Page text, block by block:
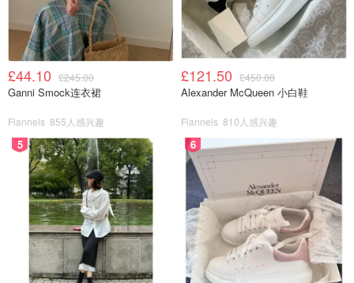
期待着盼望着长大的樱桃🍒
£44.10 £245.00
Ganni Smock连衣裙
Flannels 855人感兴趣
£121.50 £450.00
Alexander McQueen 小白鞋
Flannels 810人感兴趣
5 6